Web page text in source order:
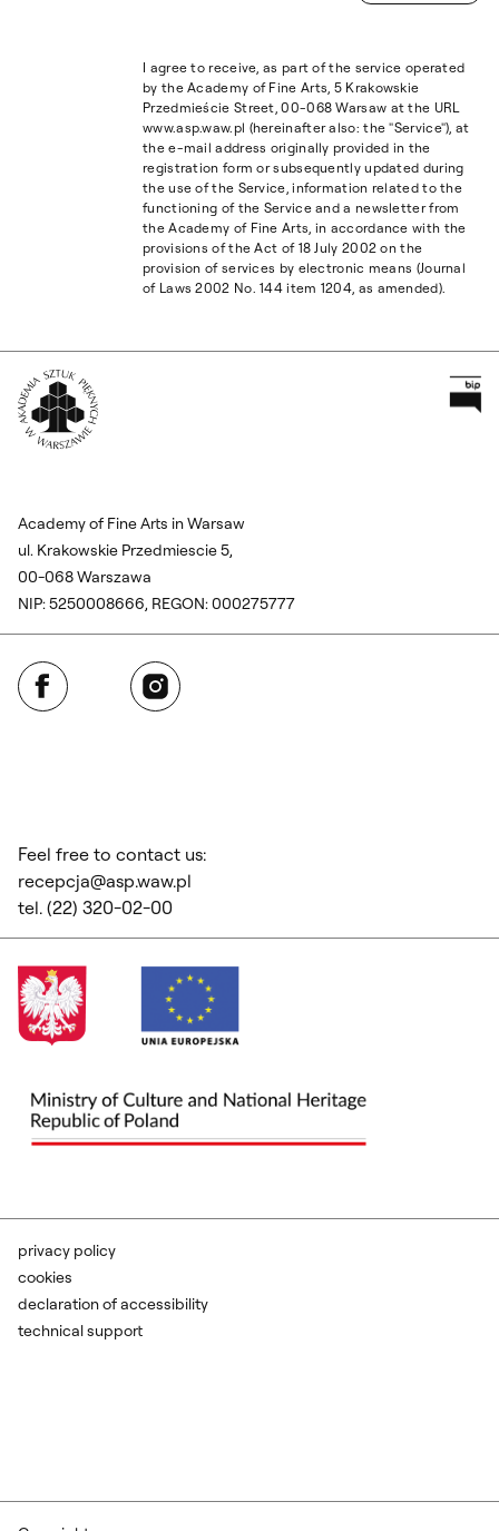
I agree to receive, as part of the service operated
by the Academy of Fine Arts, 5 Krakowskie
Przedmieście Street, 00-068 Warsaw at the URL
www.asp.waw.pl (hereinafter also: the "Service"), at
the e-mail address originally provided in the
registration form or subsequently updated during
the use of the Service, information related to the
functioning of the Service and a newsletter from
the Academy of Fine Arts, in accordance with the
provisions of the Act of 18 July 2002 on the
provision of services by electronic means (Journal
of Laws 2002 No. 144 item 1204, as amended).
Academy of Fine Arts in Warsaw
ul. Krakowskie Przedmiescie 5,
00-068 Warszawa
NIP: 5250008666, REGON: 000275777
Facebook Instagram
Feel free to contact us:
recepcja@asp.waw.pl
tel. (22) 320-02-00
privacy policy
cookies
declaration of accessibility
technical support